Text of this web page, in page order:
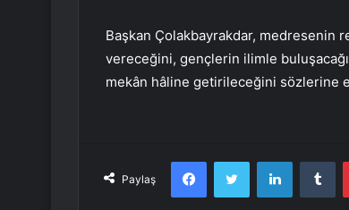
Başkan Çolakbayrakdar, medresenin
vereceğini, gençlerin ilimle
mekân hâline getirileceğini sözlerine
Paylaş
FacebookTwitter LinkedIn